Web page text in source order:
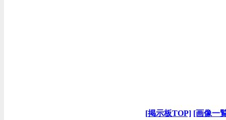
[掲示板TOP] [画像一